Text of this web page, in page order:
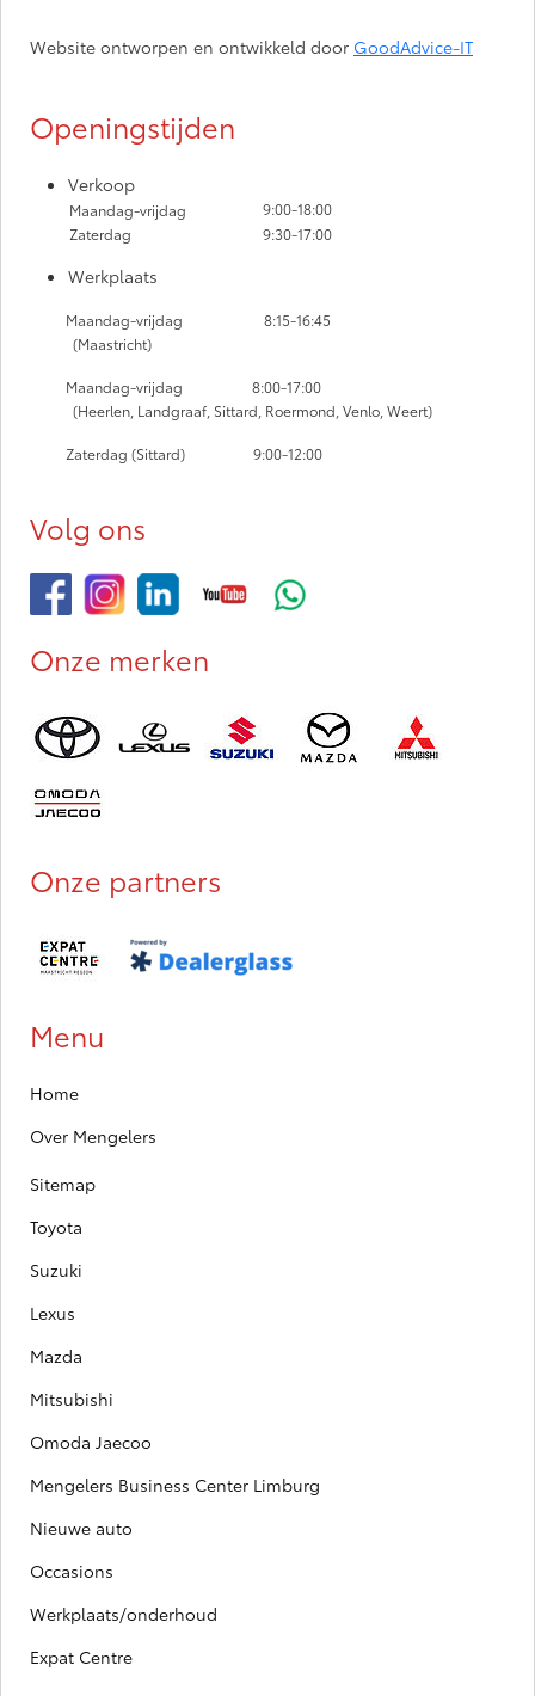
Website ontworpen en ontwikkeld door GoodAdvice-IT
Openingstijden
Verkoop
Maandag-vrijdag
9:00-18:00
Zaterdag
9:30-17:00
Werkplaats
Maandag-vrijdag
8:15-16:45
(Maastricht)
Maandag-vrijdag
8:00-17:00
(Heerlen, Landgraaf, Sittard, Roermond, Venlo, Weert)
Zaterdag (Sittard) 9:00-12:00
Volg ons
Onze merken
Onze partners
Menu
Home
Over Mengelers
Sitemap
Toyota
Suzuki
Lexus
Mazda
Mitsubishi
Omoda Jaecoo
Mengelers Business Center Limburg
Nieuwe auto
Occasions
Werkplaats/onderhoud
Expat Centre